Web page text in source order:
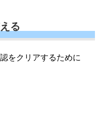
る
をクリアするために